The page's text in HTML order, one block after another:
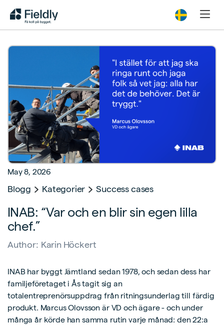
May 8, 2026
Blogg Kategorier Success cases
INAB: “Var och en blir sin egen lilla
chef.”
Author: Karin Höckert
INAB har byggt Jämtland sedan 1978, och sedan dess har
familjeföretaget i Ås tagit sig an
totalentreprenörsuppdrag från ritningsunderlag till färdig
produkt. Marcus Olovsson är VD och ägare - och under
många år körde han samma rutin varje månad: den 22:a